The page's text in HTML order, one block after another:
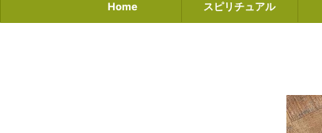
Home スピリチュアル